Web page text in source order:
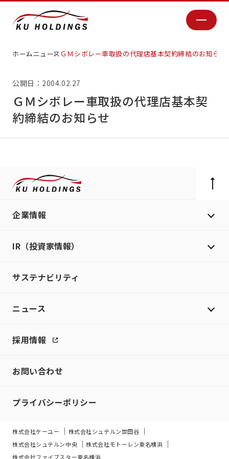
ホームニュース ＧＭシボレー車取扱の代理店基本契約締結のお知らせ
公開日：2004.02.27
ＧＭシボレー車取扱の代理店基本契
約締結のお知らせ
企業情報
IR（投資家情報）
サステナビリティ
ニュース
採用情報
お問い合わせ
プライバシーポリシー
株式会社ケーユー
株式会社シュテルン世田谷
株式会社シュテルン中央
株式会社モトーレン東名横浜
株式会社ファイブスター東名横浜